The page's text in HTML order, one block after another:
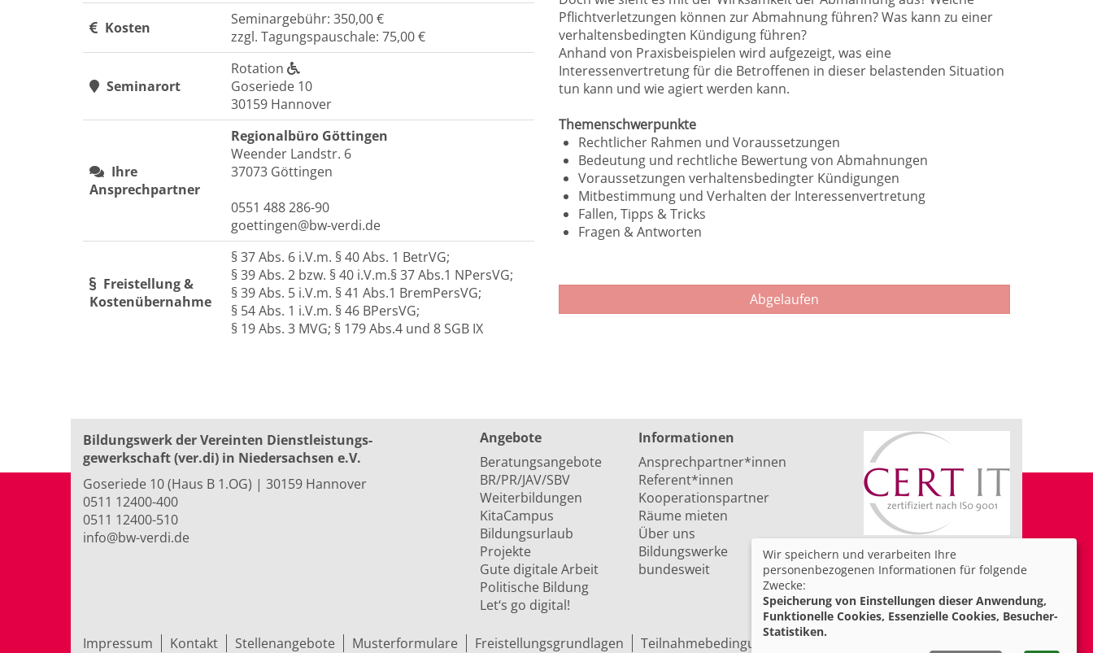
Kosten
Seminargebühr: 350,00 €
zzgl. Tagungspauschale: 75,00 €
Seminarort
Rotation
Goseriede 10
30159 Hannover
Ihre
Ansprechpartner
Regionalbüro Göttingen
Weender Landstr. 6
37073 Göttingen
0551 488 286-90
goettingen@bw-verdi.de
Freistellung &
Kostenübernahme
§ 37 Abs. 6 i.V.m. § 40 Abs. 1 BetrVG;
§ 39 Abs. 2 bzw. § 40 i.V.m.§ 37 Abs.1 NPersVG;
§ 39 Abs. 5 i.V.m. § 41 Abs.1 BremPersVG;
§ 54 Abs. 1 i.V.m. § 46 BPersVG;
§ 19 Abs. 3 MVG; § 179 Abs.4 und 8 SGB IX
Pflichtverletzungen können zur Abmahnung führen? Was kann zu einer
verhaltensbedingten Kündigung führen?
Anhand von Praxisbeispielen wird aufgezeigt, was eine
Interessenvertretung für die Betroffenen in dieser belastenden Situation
tun kann und wie agiert werden kann.
Themenschwerpunkte
Rechtlicher Rahmen und Voraussetzungen
Bedeutung und rechtliche Bewertung von Abmahnungen
Voraussetzungen verhaltensbedingter Kündigungen
Mitbestimmung und Verhalten der Interessenvertretung
Fallen, Tipps & Tricks
Fragen & Antworten
Abgelaufen
Bildungswerk der Vereinten Dienst­leis­tungs­
ge­werk­schaft (ver.di) in Niedersachsen e.V.
Goseriede 10 (Haus B 1.OG) | 30159 Hannover
0511 12400-400
0511 12400-510
info@bw-verdi.de
Angebote
Beratungsangebote
BR/PR/JAV/SBV
Weiterbildungen
KitaCampus
Bildungsurlaub
Projekte
Gute digitale Arbeit
Politische Bildung
Let‘s go digital!
Informationen
Ansprechpartner*innen
Referent*innen
Kooperationspartner
Räume mieten
Über uns
Bildungswerke
bundesweit
Impressum Kontakt Stellenangebote Musterformulare Freistellungsgrundlagen Teilnahmebedingungen
Wir speichern und verarbeiten Ihre
personenbezogenen Informationen für folgende
Zwecke:
Speicherung von Einstellungen dieser Anwendung,
Funktionelle Cookies, Essenzielle Cookies, Besucher-
Statistiken.